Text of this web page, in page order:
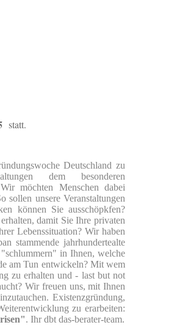
statt.
Deutschland zu
dem besonderen
möchten Menschen dabei
sollen unsere Veranstaltungen
können Sieausschöpkfen?
damit Sie Ihre privaten
Lebenssituation? Wir haben
stammende jahrhundertealte
in Ihnen, welche
am Tun entwickeln? Mit wem
zu erhalten und - last but not
Wir freuen uns, mit Ihnen
Existenzgründung,
zu erarbeiten:
. Ihr dbt das-berater-team.